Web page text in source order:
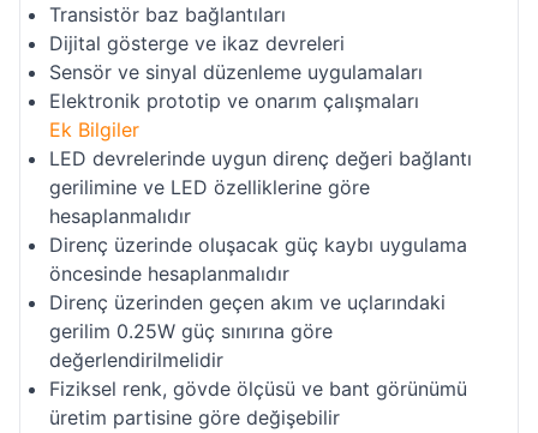
Transistör baz bağlantıları
Dijital gösterge ve ikaz devreleri
Sensör ve sinyal düzenleme uygulamaları
Elektronik prototip ve onarım çalışmaları
Ek Bilgiler
LED devrelerinde uygun direnç değeri bağlantı
gerilimine ve LED özelliklerine göre
hesaplanmalıdır
Direnç üzerinde oluşacak güç kaybı uygulama
öncesinde hesaplanmalıdır
Direnç üzerinden geçen akım ve uçlarındaki
gerilim 0.25W güç sınırına göre
değerlendirilmelidir
Fiziksel renk, gövde ölçüsü ve bant görünümü
üretim partisine göre değişebilir